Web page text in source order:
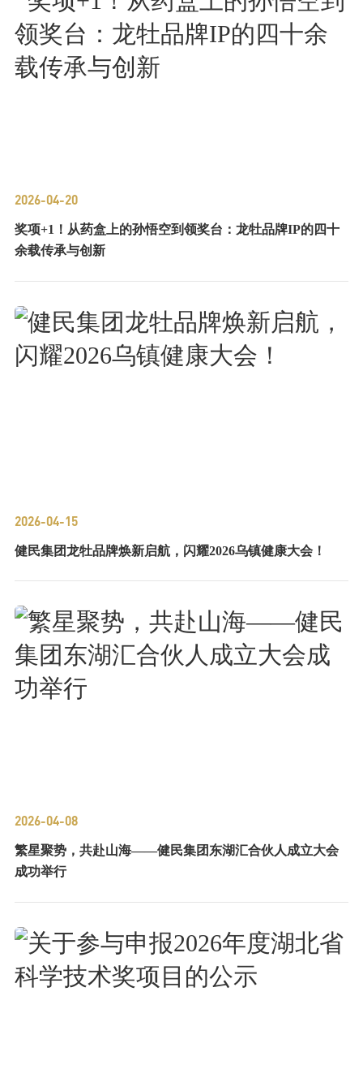
2026-04-20
奖项+1！从药盒上的孙悟空到领奖台：龙牡品牌IP的四十
余载传承与创新
2026-04-15
健民集团龙牡品牌焕新启航，闪耀2026乌镇健康大会！
2026-04-08
繁星聚势，共赴山海——健民集团东湖汇合伙人成立大会
成功举行